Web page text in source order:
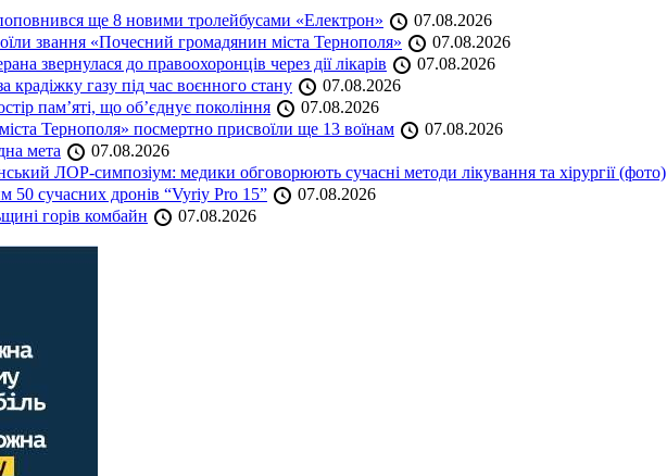
ще 8 новими тролейбусами «Електрон»
07.08.2026
звання «Почесний громадянин міста Тернополя»
07.08.2026
звернулася до правоохоронців через дії лікарів
07.08.2026
крадіжку газу під час воєнного стану
07.08.2026
пам’яті, що об’єднує покоління
07.08.2026
Тернополя» посмертно присвоїли ще 13 воїнам
07.08.2026
мета
07.08.2026
ЛОР-симпозіум: медики обговорюють сучасні методи лікування та хірургії (фото)
50 сучасних дронів “Vyriy Pro 15”
07.08.2026
горів комбайн
07.08.2026